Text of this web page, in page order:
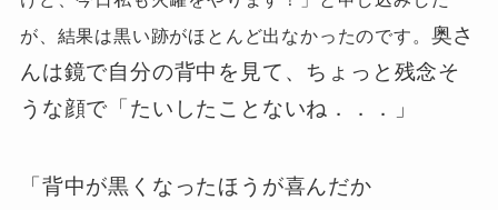
が、結果は黒い跡がほとんど出なかったのです。 奥さ
んは鏡で自分の背中を見て、ちょっと残念そ
うな顔で「たいしたことないね．．．」
「背中が黒くなったほうが喜んだか